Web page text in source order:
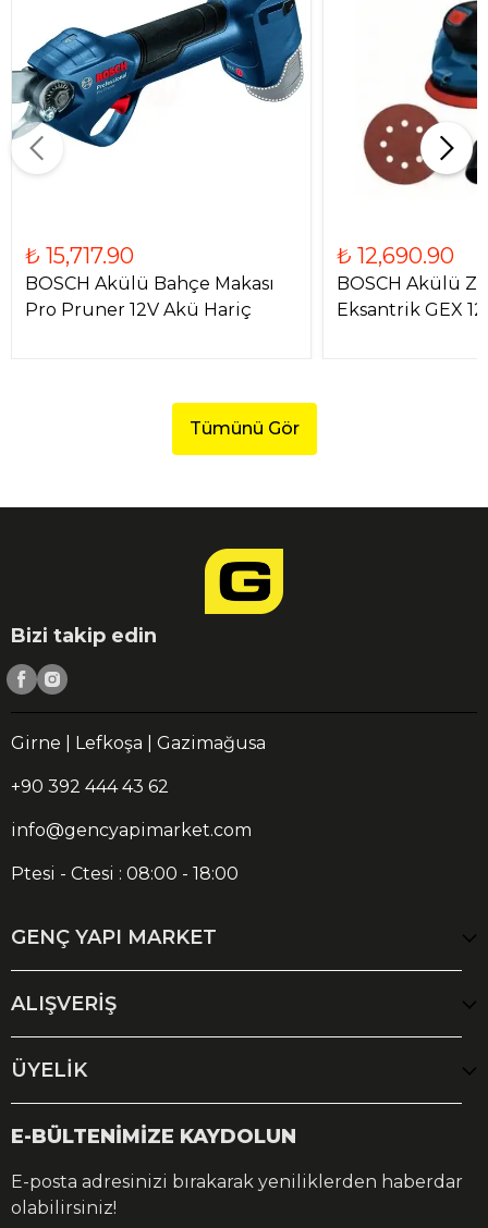
₺ 15,717.90
BOSCH Akülü Bahçe Makası
Pro Pruner 12V Akü Hariç
₺ 12,690.90
BOSCH Akülü
Eksantrik GEX
Tümünü Gör
Bizi takip edin
Girne | Lefkoşa | Gazimağusa
+90 392 444 43 62
info@gencyapimarket.com
Ptesi - Ctesi : 08:00 - 18:00
GENÇ YAPI MARKET
ALIŞVERİŞ
ÜYELİK
E-BÜLTENİMİZE KAYDOLUN
E-posta adresinizi bırakarak yeniliklerden haberdar
olabilirsiniz!